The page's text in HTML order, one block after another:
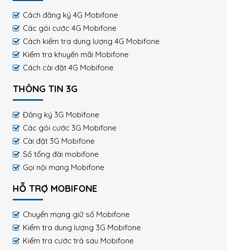
Cách đăng ký 4G Mobifone
Các gói cước 4G Mobifone
Cách kiểm tra dung lượng 4G Mobifone
Kiểm tra khuyến mãi Mobifone
Cách cài đặt 4G Mobifone
THÔNG TIN 3G
Đăng ký 3G Mobifone
Các gói cước 3G Mobifone
Cài đặt 3G Mobifone
Số tổng đài mobifone
Gọi nội mạng Mobifone
HỖ TRỢ MOBIFONE
Chuyển mạng giữ số Mobifone
Kiểm tra dung lượng 3G Mobifone
Kiểm tra cước trả sau Mobifone